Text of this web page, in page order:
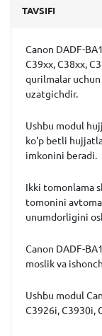
TAVSIFI
Canon DADF-BA1
C39xx, C38xx,
qurilmalar
uzatgichdir.
Ushbu modul
ko‘p betli
imkonini beradi.
Ikki tomonlama
tomonini
unumdorligini
Canon DADF-
moslik va
Ushbu modul
C3926i, C3930i,